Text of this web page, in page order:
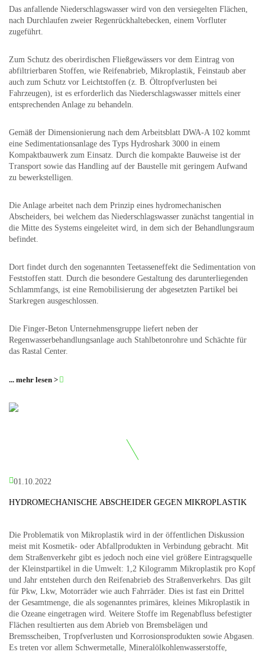
Das anfallende Niederschlagswasser wird von den versiegelten Flächen,
nach Durchlaufen zweier Regenrückhaltebecken, einem Vorfluter
zugeführt.
Zum Schutz des oberirdischen Fließgewässers vor dem Eintrag von
abfiltrierbaren Stoffen, wie Reifenabrieb, Mikroplastik, Feinstaub aber
auch zum Schutz vor Leichtstoffen (z. B. Öltropfverlusten bei
Fahrzeugen), ist es erforderlich das Niederschlagswasser mittels einer
entsprechenden Anlage zu behandeln.
Gemäß der Dimensionierung nach dem Arbeitsblatt DWA-A 102 kommt
eine Sedimentationsanlage des Typs Hydroshark 3000 in einem
Kompaktbauwerk zum Einsatz. Durch die kompakte Bauweise ist der
Transport sowie das Handling auf der Baustelle mit geringem Aufwand
zu bewerkstelligen.
Die Anlage arbeitet nach dem Prinzip eines hydromechanischen
Abscheiders, bei welchem das Niederschlagswasser zunächst tangential in
die Mitte des Systems eingeleitet wird, in dem sich der Behandlungsraum
befindet.
Dort findet durch den sogenannten Teetasseneffekt die Sedimentation von
Feststoffen statt. Durch die besondere Gestaltung des darunterliegenden
Schlammfangs, ist eine Remobilisierung der abgesetzten Partikel bei
Starkregen ausgeschlossen.
Die Finger-Beton Unternehmensgruppe liefert neben der
Regenwasserbehandlungsanlage auch Stahlbetonrohre und Schächte für
das Rastal Center.
... mehr lesen >
01.10.2022
HYDROMECHANISCHE ABSCHEIDER GEGEN MIKROPLASTIK
Die Problematik von Mikroplastik wird in der öffentlichen Diskussion
meist mit Kosmetik- oder Abfallprodukten in Verbindung gebracht. Mit
dem Straßenverkehr gibt es jedoch noch eine viel größere Eintragsquelle
der Kleinstpartikel in die Umwelt: 1,2 Kilogramm Mikroplastik pro Kopf
und Jahr entstehen durch den Reifenabrieb des Straßenverkehrs. Das gilt
für Pkw, Lkw, Motorräder wie auch Fahrräder. Dies ist fast ein Drittel
der Gesamtmenge, die als sogenanntes primäres, kleines Mikroplastik in
die Ozeane eingetragen wird. Weitere Stoffe im Regenabfluss befestigter
Flächen resultierten aus dem Abrieb von Bremsbelägen und
Bremsscheiben, Tropfverlusten und Korrosionsprodukten sowie Abgasen.
Es treten vor allem Schwermetalle, Mineralölkohlenwasserstoffe,